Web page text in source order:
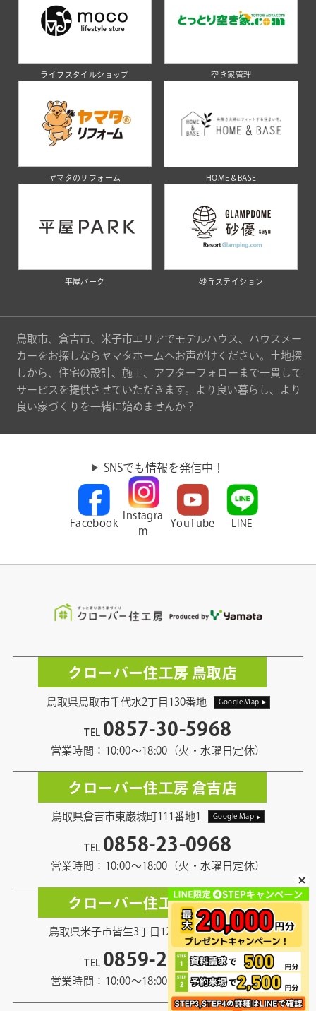
ライフスタイルショップ 空き家管理
ヤマタのリフォーム HOME＆BASE
平屋パーク 砂丘ステイション
鳥取市、倉吉市、米子市エリアでモデルハウス、ハウスメー
カーをお探しならヤマタホームへお声がけください。土地探
しから、住宅の設計、施工、アフターフォローまで一貫して
サービスを提供させていただきます。より良い暮らし、より
良い家づくりを一緒に始めませんか？
SNSでも情報を発信中！
Facebook
Instagra
m
YouTube LINE
クローバー住工房 鳥取店
鳥取県鳥取市千代水2丁目130番地 Google Map
TEL 0857-30-5968
営業時間：10:00〜18:00（火・水曜日定休）
クローバー住工房 倉吉店
鳥取県倉吉市東巌城町111番地1 Google Map
TEL 0858-23-0968
営業時間：10:00〜18:00（火・水曜日定休）
クローバー住工房 米子店
鳥取県米子市皆生3丁目12番地13 Google Map
TEL 0859-21-5968
営業時間：10:00〜18:00（火・水曜日定休）